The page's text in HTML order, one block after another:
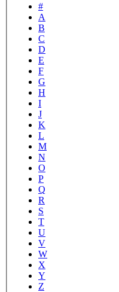
#
A
B
C
D
E
F
G
H
I
J
K
L
M
N
O
P
Q
R
S
T
U
V
W
X
Y
Z